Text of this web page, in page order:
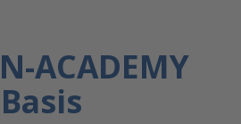
ACADEMY
Basis